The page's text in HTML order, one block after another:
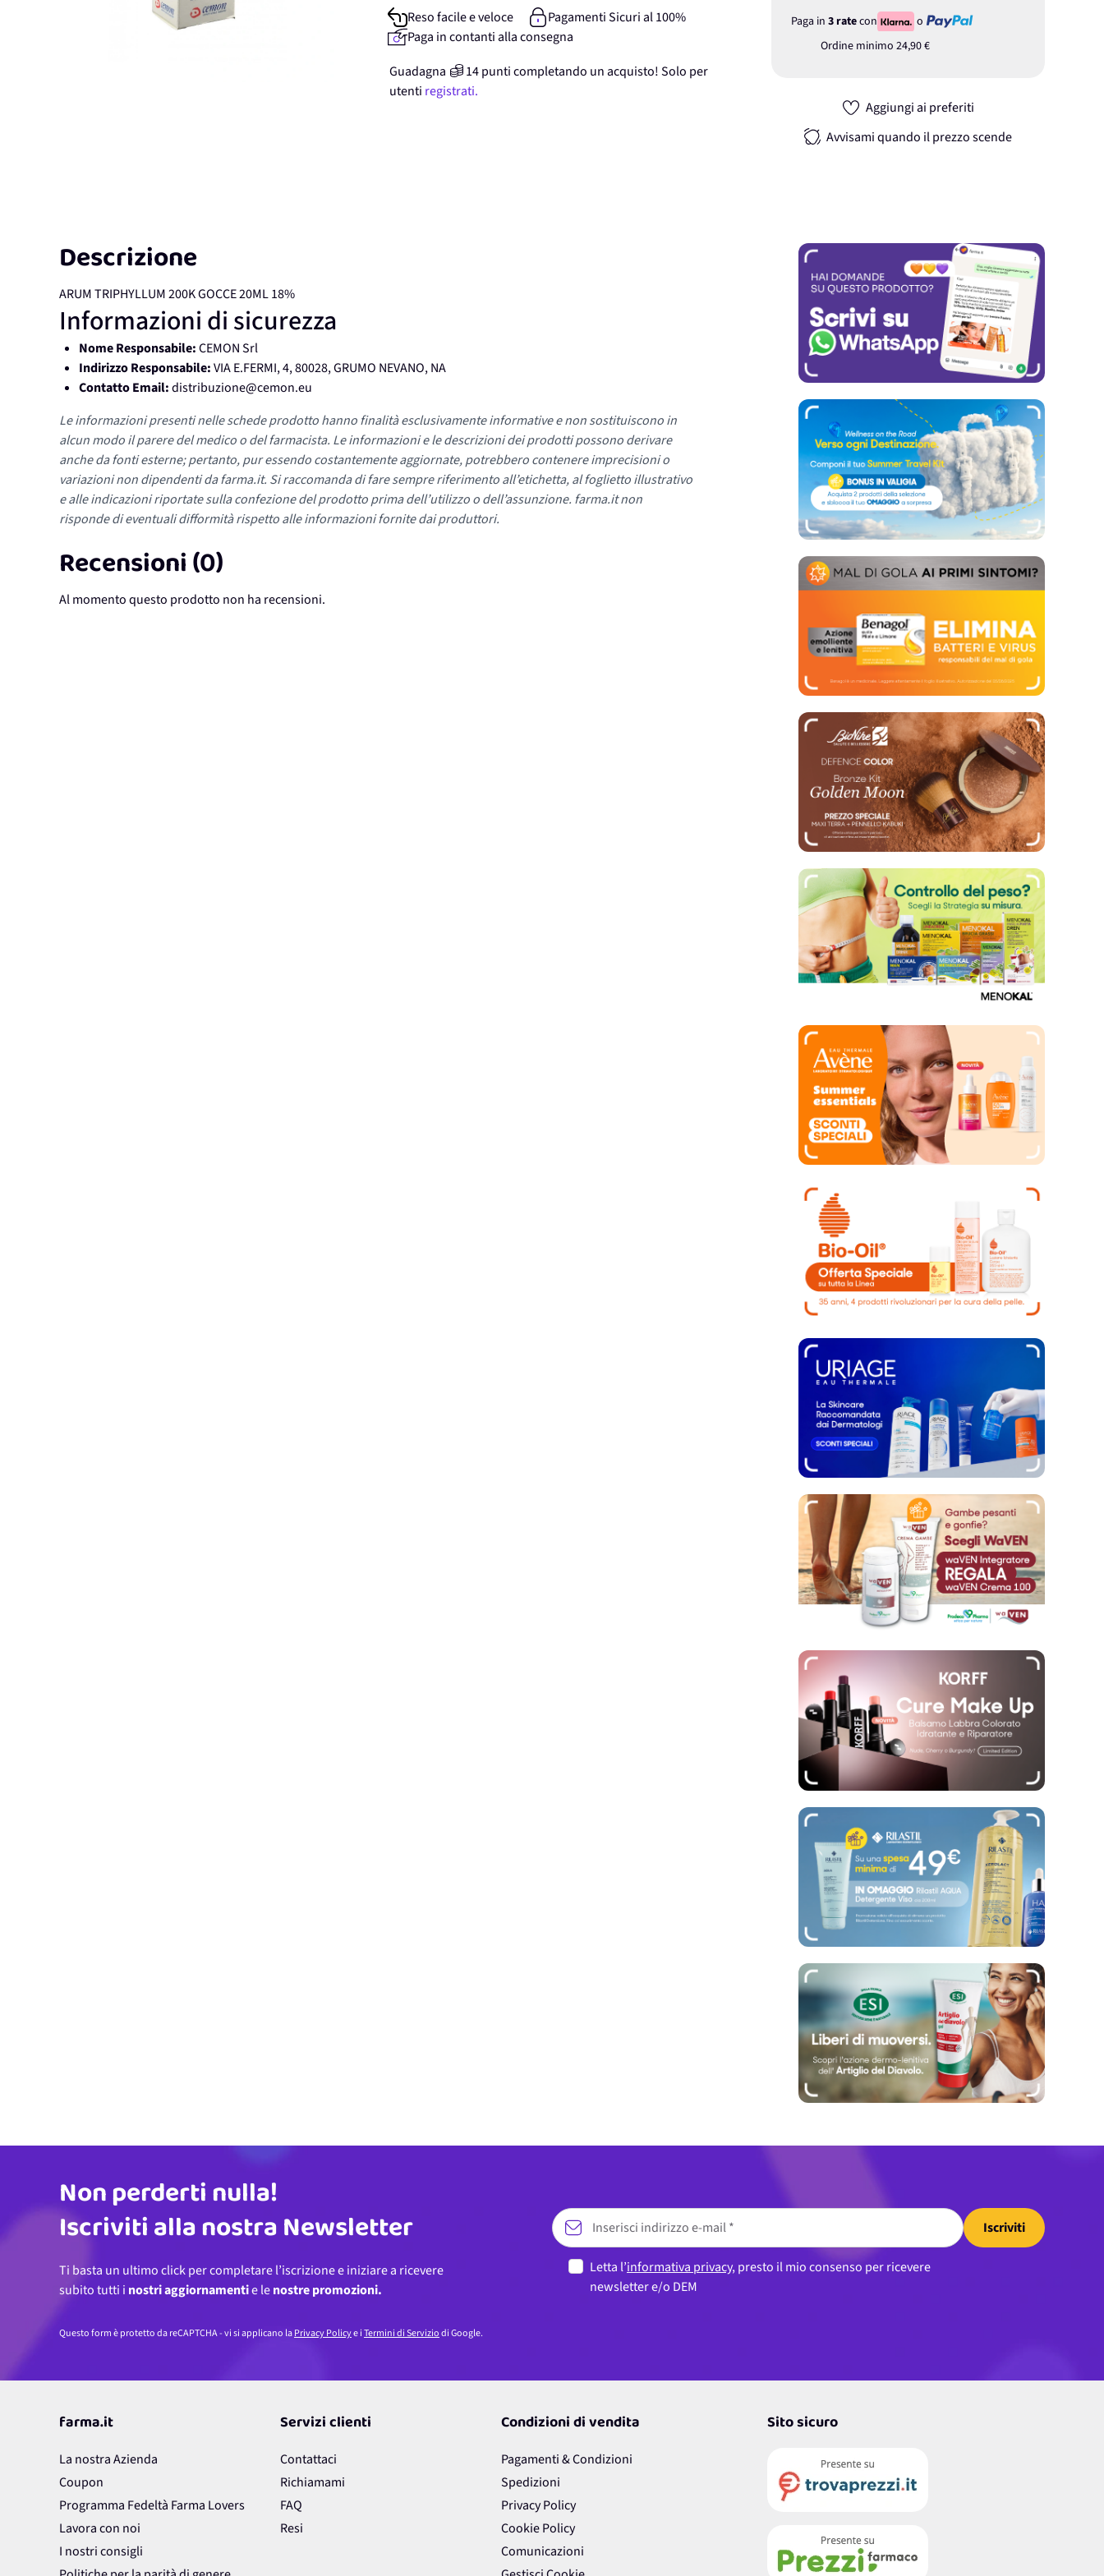
Paga in 3 ratecon
o
Ordine minimo 24,90 €
Aggiungi ai preferiti
Avvisami quando il prezzo scende
Reso facile e veloce
Pagamenti Sicuri al 100%
Paga in contanti alla consegna
Guadagna
14punticompletando un acquisto! Solo per
utenti registrati.
Descrizione
ARUM TRIPHYLLUM 200K GOCCE 20ML 18%
Informazioni di sicurezza
Nome Responsabile:CEMON Srl
Indirizzo Responsabile:VIA E.FERMI, 4, 80028, GRUMO NEVANO, NA
Contatto Email:distribuzione@cemon.eu
Le informazioni presenti nelle schede prodotto hanno finalità esclusivamente informative e non sostituiscono in
alcun modo il parere del medico o del farmacista. Le informazioni e le descrizioni dei prodotti possono derivare
anche da fonti esterne; pertanto, pur essendo costantemente aggiornate, potrebbero contenere imprecisioni o
variazioni non dipendenti da farma.it. Si raccomanda di fare sempre riferimento all’etichetta, al foglietto illustrativo
e alle indicazioni riportate sulla confezione del prodotto prima dell’utilizzo o dell’assunzione. farma.it non
risponde di eventuali difformità rispetto alle informazioni fornite dai produttori.
Recensioni (0)
Al momento questo prodotto non ha recensioni.
Indirizzo email
Non perderti nulla!
Iscriviti alla nostra Newsletter
Ti basta un ultimo click per completare l’iscrizione e iniziare a ricevere
subito tutti i nostri aggiornamentie lenostre promozioni.
Iscriviti
Letta l’informativa privacy, presto il mio consenso per ricevere
newsletter e/o DEM
Questo form è protetto da reCAPTCHA - vi si applicano laPrivacy Policye iTermini di Serviziodi Google.
farma.it
La nostra Azienda
Coupon
Programma Fedeltà Farma Lovers
Lavora con noi
I nostri consigli
Servizi clienti
Contattaci
Richiamami
FAQ
Resi
Condizioni di vendita
Pagamenti & Condizioni
Spedizioni
Privacy Policy
Cookie Policy
Comunicazioni
Sito sicuro